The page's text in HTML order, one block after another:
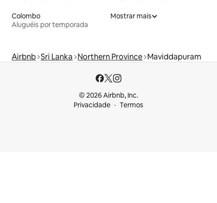
Colombo
Aluguéis por temporada
Mostrar mais
Airbnb Sri Lanka Northern Province Maviddapuram
© 2026 Airbnb, Inc.
Privacidade
Termos